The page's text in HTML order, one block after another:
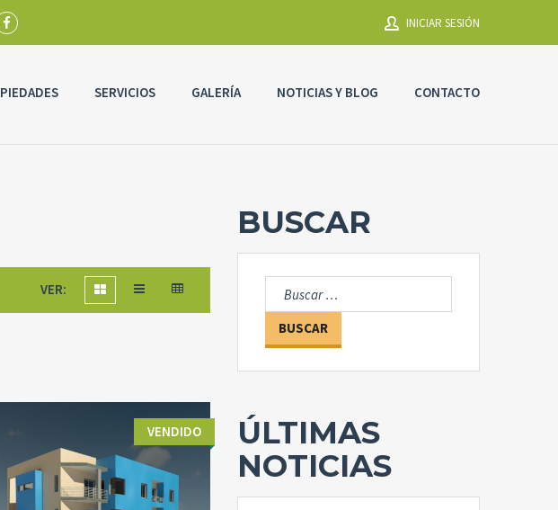
INICIAR SESIÓN
Usuario
ACEPTAR
Recordarme
SERVICIOS GALERÍA NOTICIAS Y BLOG CONTACTO
VER:
VENDIDO
BUSCAR
Buscar:
ÚLTIMAS
NOTICIAS